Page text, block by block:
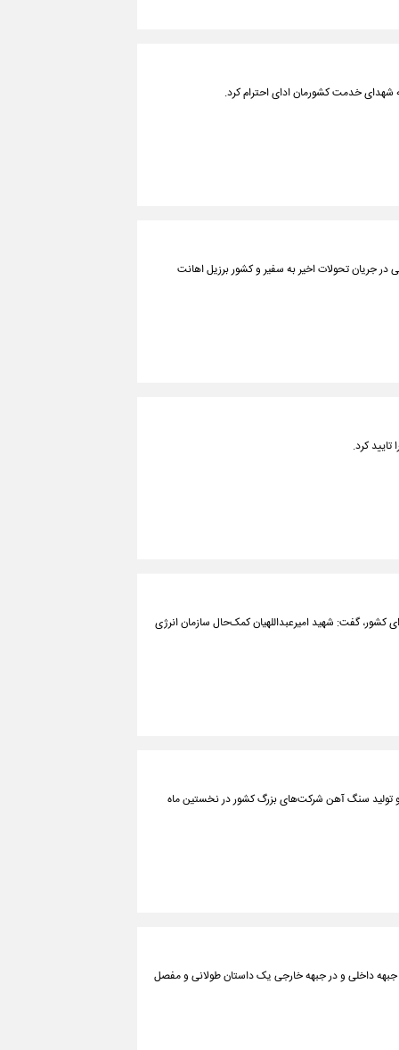
شهدای خدمت کشورمان ادای احترام کرد.
در جریان تحولات اخیر به سفیر و کشور برزیل اهانت
کرد.
گفت: شهید امیرعبداللهیان کمک‌حال سازمان انرژی
و تولید سنگ آهن شرکت‌های بزرگ کشور در نخستین ماه
جبهه داخلی و در جبهه خارجی یک داستان طولانی و مفصل